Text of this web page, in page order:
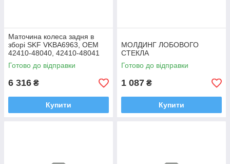
Маточина колеса задня в
зборі SKF VKBA6963, OEM
42410-48040, 42410-48041
Highlander, RX
Готово до відправки
6 316 ₴
Купити
МОЛДИНГ ЛОБОВОГО
СТЕКЛА
Готово до відправки
1 087 ₴
Купити